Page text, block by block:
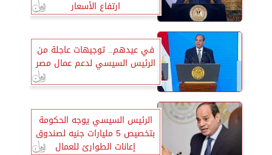
ارتفاع الأسعار
في عيدهم.. توجيهات عاجلة من
الرئيس السيسي لدعم عمال مصر
الرئيس السيسي يوجه الحكومة
بتخصيص 5 مليارات جنيه لصندوق
إعانات الطوارئ للعمال